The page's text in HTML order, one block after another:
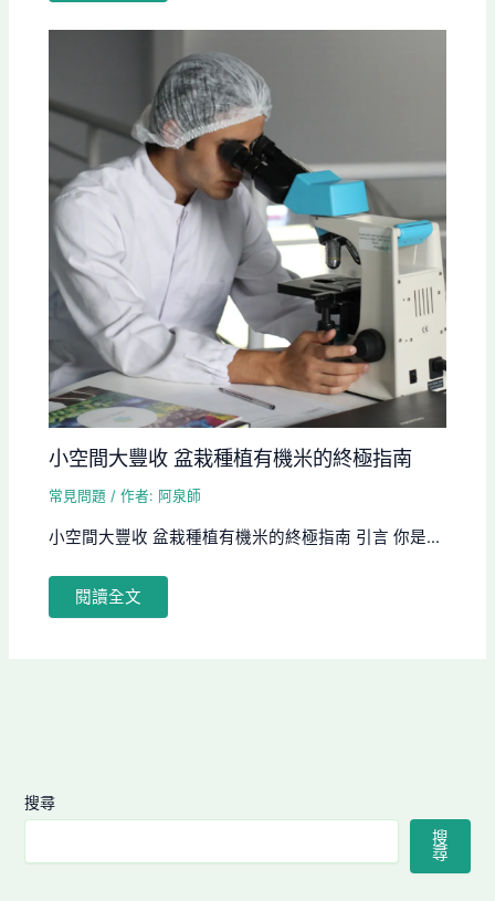
小空間大豐收 盆栽種植有機米的終極指南
常見問題 / 作者: 阿泉師
小空間大豐收 盆栽種植有機米的終極指南 引言 你是...
閱讀全文
搜尋
搜
尋